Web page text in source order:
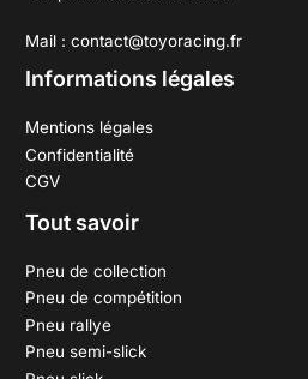
Mail : contact@toyoracing.fr
Informations légales
Mentions légales
Confidentialité
CGV
Tout savoir
Pneu de collection
Pneu de compétition
Pneu rallye
Pneu semi-slick